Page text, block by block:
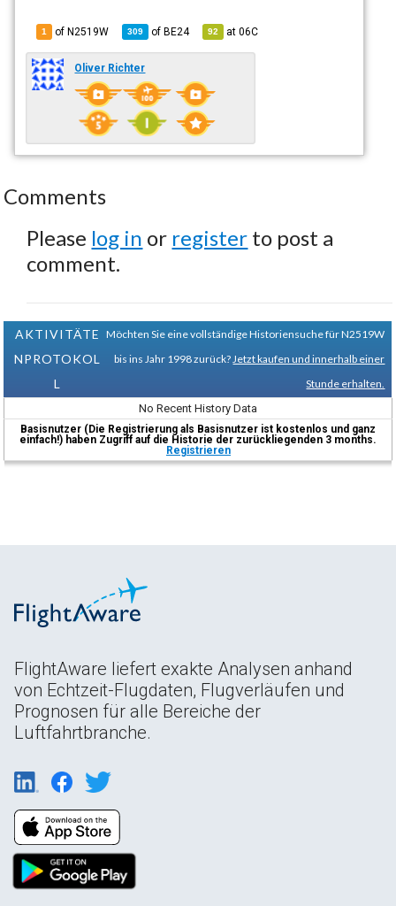
1 of N2519W 309 ofBE24 92 at06C
Oliver Richter
Comments
Please log in or register to post a
comment.
AKTIVITÄTE
NPROTOKOL
L
Möchten Sie eine vollständige Historiensuche für N2519W
bis ins Jahr 1998 zurück? Jetzt kaufen und innerhalb einer
Stunde erhalten.
No Recent History Data
Basisnutzer (Die Registrierung als Basisnutzer ist kostenlos und ganz
einfach!) haben Zugriff auf die Historie der zurückliegenden 3 months.
Registrieren
FlightAware liefert exakte Analysen anhand
von Echtzeit-Flugdaten, Flugverläufen und
Prognosen für alle Bereiche der
Luftfahrtbranche.